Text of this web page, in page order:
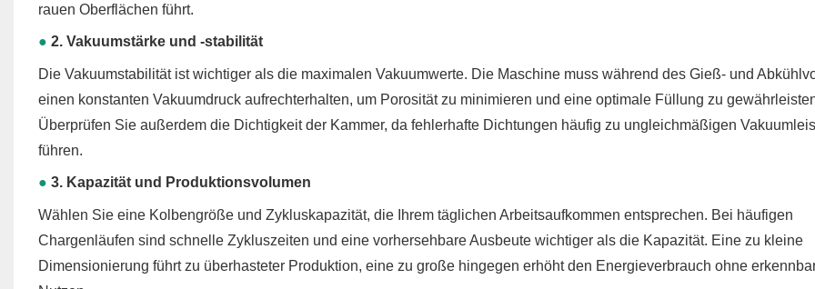
rauen Oberflächen führt.
● 2. Vakuumstärke und -stabilität
Die Vakuumstabilität ist wichtiger als die maximalen Vakuumwerte. Die Maschine muss während des Gieß- und
einen konstanten Vakuumdruck aufrechterhalten, um Porosität zu minimieren und eine optimale Füllung zu
Überprüfen Sie außerdem die Dichtigkeit der Kammer, da fehlerhafte Dichtungen häufig zu ungleichmäßigen
führen.
● 3. Kapazität und Produktionsvolumen
Wählen Sie eine Kolbengröße und Zykluskapazität, die Ihrem täglichen Arbeitsaufkommen entsprechen. Bei häufigen
Chargenläufen sind schnelle Zykluszeiten und eine vorhersehbare Ausbeute wichtiger als die Kapazität. Eine zu kleine
Dimensionierung führt zu überhasteter Produktion, eine zu große hingegen erhöht den Energieverbrauch ohne